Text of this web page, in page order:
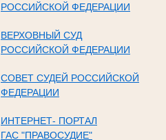
РОССИЙСКОЙ ФЕДЕРАЦИИ
ВЕРХОВНЫЙ СУД
РОССИЙСКОЙ ФЕДЕРАЦИИ
СОВЕТ СУДЕЙ РОССИЙСКОЙ
ФЕДЕРАЦИИ
ИНТЕРНЕТ- ПОРТАЛ
ГАС "ПРАВОСУДИЕ"